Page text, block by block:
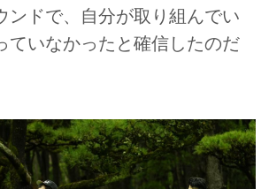
ンドで、自分が取り組んでい
ていなかったと確信したのだ